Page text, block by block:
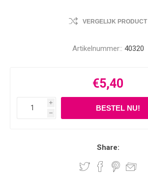
VERGELIJK PRODUCT
Artikelnummer:: 40320
€5,40
i
h
Share: